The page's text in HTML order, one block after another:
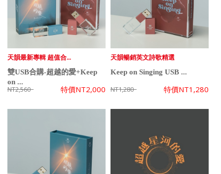
天韻最新專輯 超值合...
雙USB合購-超越的愛+Keep
on ...
NT2,560 特價NT2,000
天韻暢銷英文詩歌精選
Keep on Singing USB ...
NT1,280 特價NT1,280